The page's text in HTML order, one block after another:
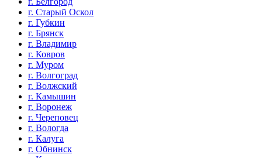
г. Старый Оскол
г. Губкин
г. Брянск
г. Владимир
г. Ковров
г. Муром
г. Волгоград
г. Волжский
г. Камышин
г. Воронеж
г. Череповец
г. Вологда
г. Калуга
г. Обнинск